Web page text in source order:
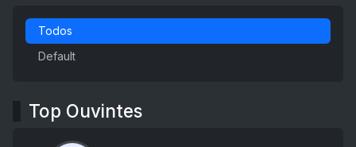
Todos
Default
Top Ouvintes